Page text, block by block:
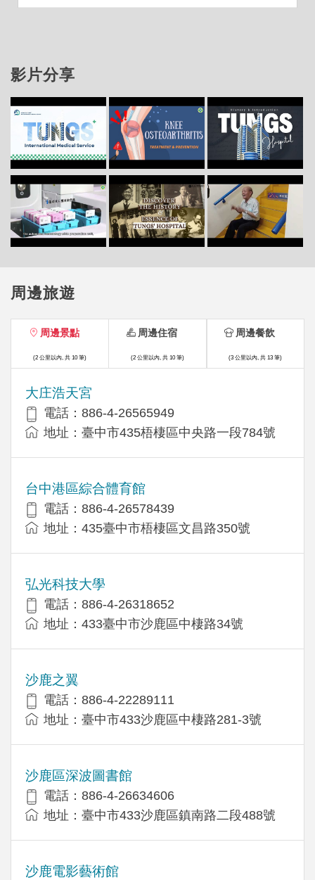
影片分享
周邊旅遊
周邊景點
(2 公里以內, 共 10 筆)
大庄浩天宮
電話：886-4-26565949
地址：臺中市435梧棲區中央路一段784號
台中港區綜合體育館
電話：886-4-26578439
地址：435臺中市梧棲區文昌路350號
弘光科技大學
電話：886-4-26318652
地址：433臺中市沙鹿區中棲路34號
沙鹿之翼
電話：886-4-22289111
地址：臺中市433沙鹿區中棲路281-3號
沙鹿區深波圖書館
電話：886-4-26634606
地址：臺中市433沙鹿區鎮南路二段488號
沙鹿電影藝術館
周邊住宿
(2 公里以內, 共 10 筆)
周邊餐飲
(3 公里以內, 共 13 筆)